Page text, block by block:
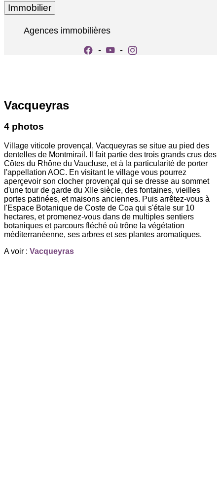
Immobilier
Agences immobilières
-
-
Vacqueyras
4 photos
Village viticole provençal, Vacqueyras se situe au pied des
dentelles de Montmirail. Il fait partie des trois grands crus des
Côtes du Rhône du Vaucluse, et à la particularité de porter
l'appellation AOC. En visitant le village vous pourrez
aperçevoir son clocher provençal qui se dresse au sommet
d'une tour de garde du XIIe siècle, des fontaines, vieilles
portes patinées, et maisons anciennes. Puis arrêtez-vous à
l'Espace Botanique de Coste de Coa qui s'étale sur 10
hectares, et promenez-vous dans de multiples sentiers
botaniques et parcours fléché où trône la végétation
méditerranéenne, ses arbres et ses plantes aromatiques.
A voir : Vacqueyras